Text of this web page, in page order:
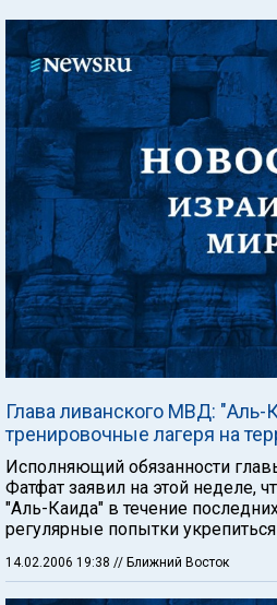
Глава ливанского МВД: "Аль-
тренировочные лагеря на
Исполняющий обязанности
Фатфат заявил на этой неделе,
"Аль-Каида" в течение
регулярные попытки
14.02.2006 19:38 // Ближний Восток